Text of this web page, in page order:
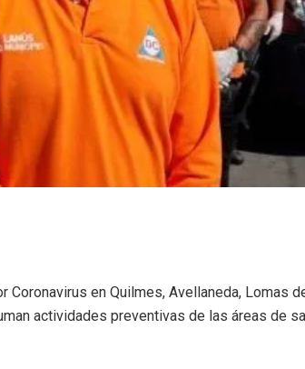
en Quilmes, Avellaneda, Lomas
actividades preventivas de las áreas de